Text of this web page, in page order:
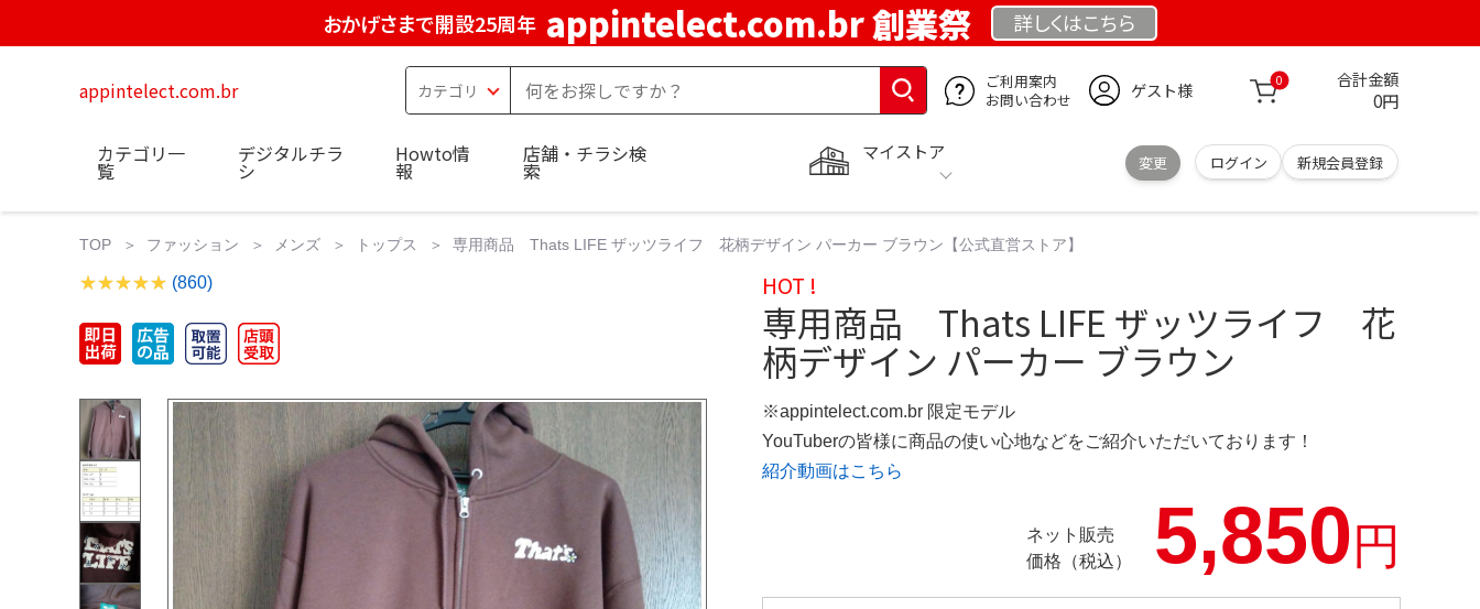
おかげさまで開設25周年 appintelect.com.br 創業祭 詳しくはこちら
appintelect.com.br
ご利用案内
お問い合わせ
ゲスト様 0 合計金額
0円
マイストア
変更 ログイン 新規会員登録
カテゴリ一
覧
デジタルチラ
シ
Howto情
報
店舗・チラシ検
索
TOP ファッション メンズ トップス 専用商品 Thats LIFE ザッツライフ 花柄デザイン パーカー ブラウン【公式直営ストア】
(860) HOT !
専用商品 Thats LIFE ザッツライフ 花
柄デザイン パーカー ブラウン
※appintelect.com.br 限定モデル
YouTuberの皆様に商品の使い心地などをご紹介いただいております！
紹介動画はこちら
ネット販売
価格（税込）
5,850円